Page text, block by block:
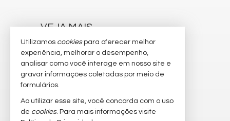
VEJA MAIS
receba nosso newsletter
indicadores financeiros
imóveis favoritos
mapa de imóveis
Utilizamos cookiespara oferecer melhor
experiência, melhorar o desempenho,
analisar como você interage em nosso site e
gravar informações coletadas por meio de
formulários.
Ao utilizar esse site, você concorda com o uso
de cookies. Para mais informações visite